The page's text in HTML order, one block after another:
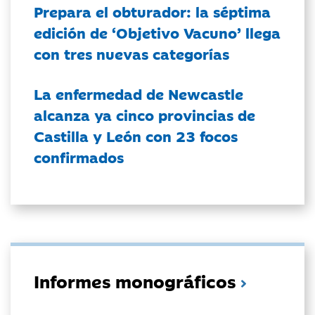
Prepara el obturador: la séptima
edición de ‘Objetivo Vacuno’ llega
con tres nuevas categorías
La enfermedad de Newcastle
alcanza ya cinco provincias de
Castilla y León con 23 focos
confirmados
Informes monográficos